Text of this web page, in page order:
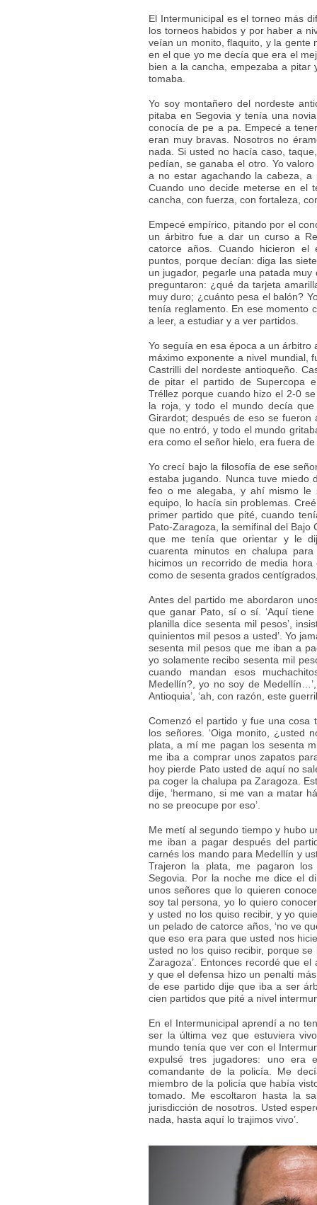
El Intermunicipal es el torneo más
los torneos habidos y por haber a
veían un monito, flaquito, y la gente
en el que yo me decía que era el
bien a la cancha, empezaba a pitar
tomaba.
Yo soy montañero del nordeste
pitaba en Segovia y tenía una
conocía de pe a pa. Empecé a
eran muy bravas. Nosotros no
nada. Si usted no hacía caso,
pedían, se ganaba el otro. Yo
a no estar agachando la cabeza,
Cuando uno decide meterse en el
cancha, con fuerza, con fortaleza,
Empecé empírico, pitando por el
un árbitro fue a dar un curso a
catorce años. Cuando hicieron
puntos, porque decían: diga las
un jugador, pegarle una patada
preguntaron: ¿qué da tarjeta
muy duro; ¿cuánto pesa el balón?
tenía reglamento. En ese momento
a leer, a estudiar y a ver partidos.
Yo seguía en esa época a un
máximo exponente a nivel mundial,
Castrilli del nordeste antioqueño.
de pitar el partido de Supercopa
Tréllez porque cuando hizo el 2-0
la roja, y todo el mundo decía
Girardot; después de eso se
que no entró, y todo el mundo
era como el señor hielo, era fuera
Yo crecí bajo la filosofía de ese
estaba jugando. Nunca tuve miedo
feo o me alegaba, y ahí mismo le
equipo, lo hacía sin problemas.
primer partido que pité, cuando
Pato-Zaragoza, la semifinal del
que me tenía que orientar y le
cuarenta minutos en chalupa
hicimos un recorrido de media
como de sesenta grados
Antes del partido me abordaron
que ganar Pato, sí o sí. ‘Aquí
planilla dice sesenta mil pesos’,
quinientos mil pesos a usted’. Yo
sesenta mil pesos que me iban a
yo solamente recibo sesenta mil
cuando mandan esos
Medellín?, yo no soy de
Antioquia’, ‘ah, con razón, este
Comenzó el partido y fue una cosa
los señores. ‘Oiga monito, ¿usted
plata, a mí me pagan los sesenta
me iba a comprar unos zapatos
hoy pierde Pato usted de aquí no
pa coger la chalupa pa Zaragoza.
dije, ‘hermano, si me van a matar
no se preocupe por eso’.
Me metí al segundo tiempo y hubo
me iban a pagar después del
carnés los mando para Medellín y
Trajeron la plata, me pagaron
Segovia. Por la noche me dice el
unos señores que lo quieren
soy tal persona, yo lo quiero
y usted no los quiso recibir, y yo
un pelado de catorce años, ‘no ve
que eso era para que usted nos
usted no los quiso recibir, porque
Zaragoza’. Entonces recordé que
y que el defensa hizo un penalti
de ese partido dije que iba a ser
cien partidos que pité a nivel
En el Intermunicipal aprendí a no
ser la última vez que estuviera
mundo tenía que ver con el
expulsé tres jugadores: uno
comandante de la policía. Me
miembro de la policía que había
tomado. Me escoltaron hasta la
jurisdicción de nosotros. Usted
nada, hasta aquí lo trajimos vivo’.